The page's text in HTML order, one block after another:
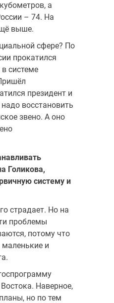
а
– 74. На
выше.
сфере? По
прокатился
системе
президент и
восстановить
звено. А оно
Голикова,
систему и
страдает. Но на
проблемы
потому что
и
Наверное,
но по тем